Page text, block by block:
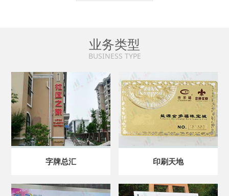
业务类型
BUSINESS TYPE
字牌总汇 印刷天地